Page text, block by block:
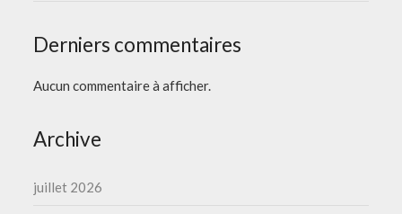
Derniers commentaires
Aucun commentaire à afficher.
Archive
juillet 2026